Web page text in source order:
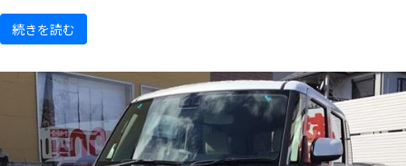
続きを読む